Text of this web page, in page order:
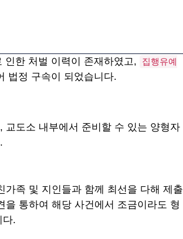
인한 처벌 이력이 존재하였고,
집행유예
법정 구속이 되었습니다.
교도소 내부에서 준비할 수 있는 양형자
가족 및 지인들과 함께 최선을 다해 제출
통하여 해당 사건에서 조금이라도 형
다.